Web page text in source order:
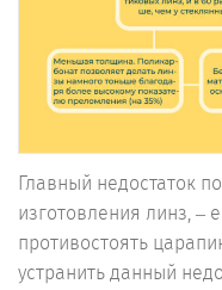
Главный недостаток
изготовления линз, –
противостоять
устранить данный